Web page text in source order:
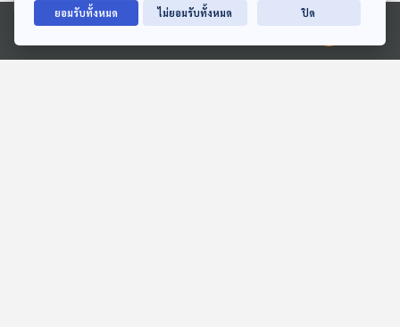
Ⓒ 2020 องค์การกระจายเสียงและแพร่ภาพสาธารณะแห่งประเทศไทย
ตอนที่เกี่ยวข้อง
ยอมรับทั้งหมด ไม่ยอมรับทั้งหมด ปิด